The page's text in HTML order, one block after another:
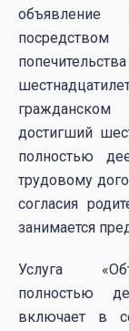
объявление
достигший
полностью
трудовому
согласия
занимается
Услуга
полностью
включает в